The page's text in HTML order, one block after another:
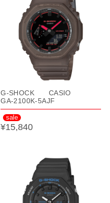
G-SHOCK CASIO
GA-2100K-5AJF
sale
¥15,840